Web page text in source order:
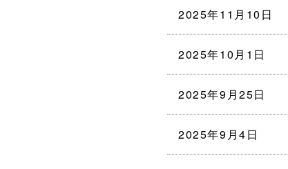
2025年11月10日
2025年10月1日
2025年9月25日
2025年9月4日